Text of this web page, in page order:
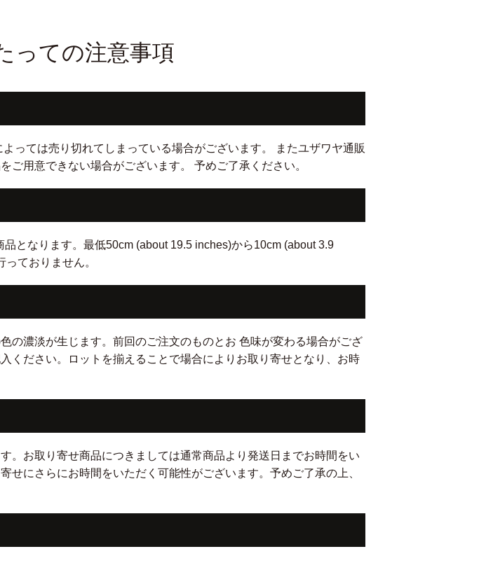
っての注意事項
っては売り切れてしまっている場合がございます。 またユザワヤ通販
用意できない場合がございます。 予めご了承ください。
となります。最低50cm (about 19.5 inches)から10cm (about 3.9
ておりません。
の濃淡が生じます。前回のご注文のものとお 色味が変わる場合がござ
ください。ロットを揃えることで場合によりお取り寄せとなり、お時
。お取り寄せ商品につきましては通常商品より発送日までお時間をい
にさらにお時間をいただく可能性がございます。予めご了承の上、